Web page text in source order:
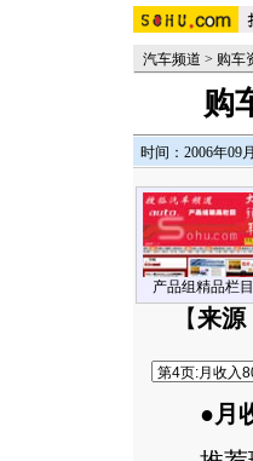
汽车频道 > 购车
购
时间：2006年09
产品组精品栏目
【来源
●月